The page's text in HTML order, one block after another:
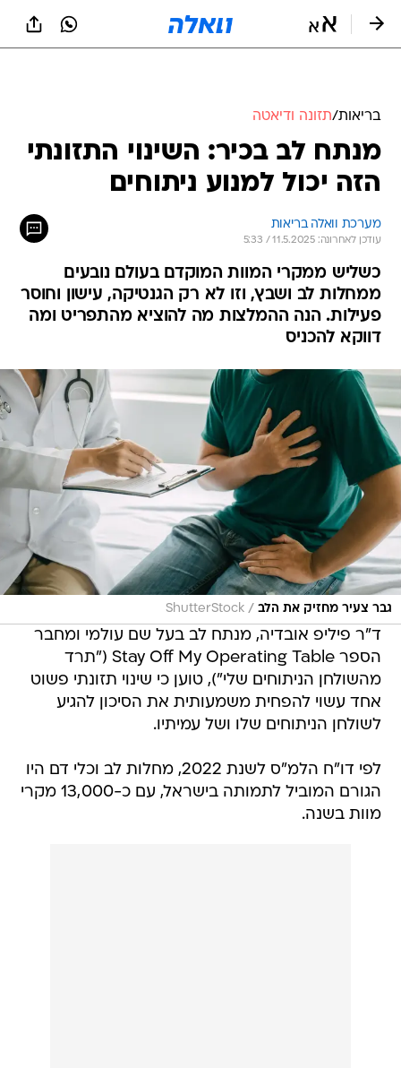
בריאות/תזונה ודיאטה
מנתח לב בכיר: השינוי התזונתי
הזה יכול למנוע ניתוחים
מערכת וואלה בריאות
עודכן לאחרונה: 11.5.2025 / 5:33
כשליש ממקרי המוות המוקדם בעולם נובעים
ממחלות לב ושבץ, וזו לא רק הגנטיקה, עישון וחוסר
פעילות. הנה ההמלצות מה להוציא מהתפריט ומה
דווקא להכניס
גבר צעיר מחזיק את הלב /
ShutterStock
ד"ר פיליפ אובדיה, מנתח לב בעל שם עולמי ומחבר
הספר Stay Off My Operating Table ("תרד
מהשולחן הניתוחים שלי"), טוען כי שינוי תזונתי פשוט
אחד עשוי להפחית משמעותית את הסיכון להגיע
לשולחן הניתוחים שלו ושל עמיתיו.
לפי דו"ח הלמ"ס לשנת 2022, מחלות לב וכלי דם היו
הגורם המוביל לתמותה בישראל, עם כ-13,000 מקרי
מוות בשנה.